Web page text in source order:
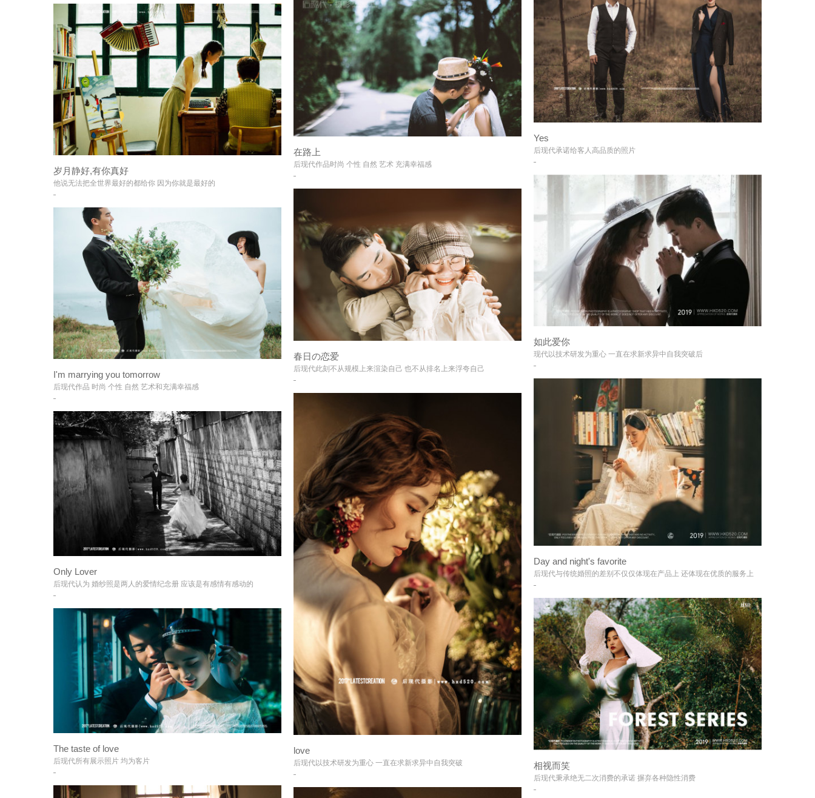
Yes
后现代承诺给客人高品质的照片
在路上
后现代作品时尚 个性 自然 艺术 充满幸福感
岁月静好,有你真好
他说无法把全世界最好的都给你 因为你就是最好的
+
如此爱你
现代以技术研发为重心 一直在求新求异中自我突破后
+
春日の恋爱
后现代此刻不从规模上来渲染自己 也不从排名上来浮夸自己
+
I'm marrying you tomorrow
后现代作品 时尚 个性 自然 艺术和充满幸福感
+
Day and night's favorite
后现代与传统婚照的差别不仅仅体现在产品上 还体现在优质的服务上
+
love
后现代以技术研发为重心 一直在求新求异中自我突破
+
Only Lover
后现代认为 婚纱照是两人的爱情纪念册 应该是有感情有感动的 +
相视而笑
后现代秉承绝无二次消费的承诺 摒弃各种隐性消费
+
The taste of love
后现代所有展示照片 均为客片
+ +
+